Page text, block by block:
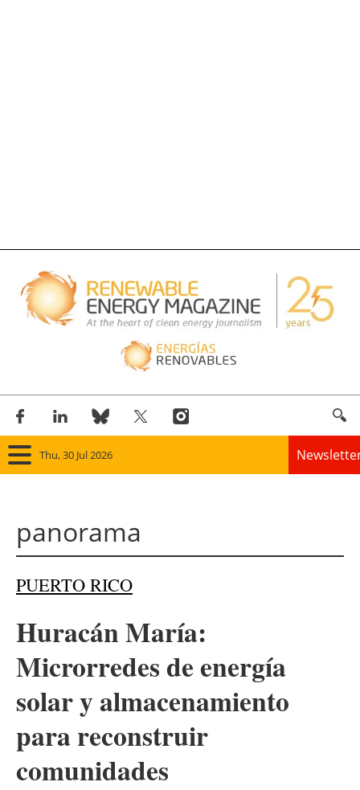
Thu, 30 Jul 2026
Other renewables
Storage
Energy saving
panorama
PUERTO RICO
Huracán María:
Microrredes de energía
solar y almacenamiento
para reconstruir
comunidades